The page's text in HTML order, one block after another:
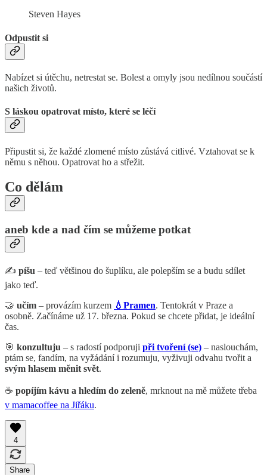
Steven Hayes
Odpustit si
Nabízet si útěchu, netrestat se. Bolest a omyly jsou nedílnou součástí
našich životů.
S láskou opatrovat místo, které se léčí
Připustit si, že každé zlomené místo zůstává citlivé. Vztahovat se k
němu s něhou. Opatrovat ho a střežit.
Co dělám
aneb kde a nad čím se můžeme potkat
✍️ píšu – teď většinou do šuplíku, ale polepším se a budu sdílet
jako teď.
🤝 učím – provázím kurzem 💧Pramen. Tentokrát v Praze a
osobně. Začínáme už 17. března. Pokud se chcete přidat, je ideální
čas.
🎯 konzultuju – s radostí podporuji při tvoření (se) – naslouchám,
ptám se, fandím, na vyžádání i rozumuju, vyživuji odvahu tvořit a
svým hlasem měnit svět.
☕ popíjím kávu a hledím do zeleně, mrknout na mě můžete třeba
v mamacoffee na Jiřáku.
4
Share